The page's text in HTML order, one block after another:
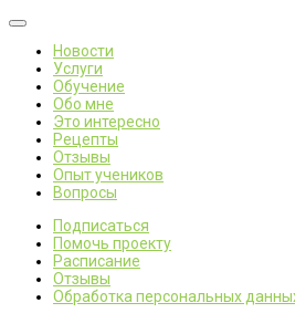
Новости
Услуги
Обучение
Обо мне
Это интересно
Рецепты
Отзывы
Опыт учеников
Вопросы
Подписаться
Помочь проекту
Расписание
Отзывы
Обработка персональных